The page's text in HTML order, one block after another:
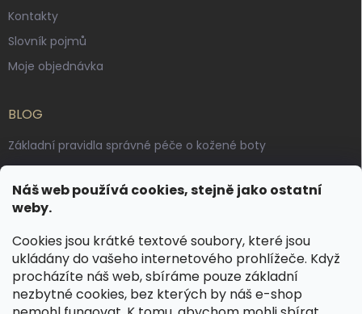
Náš web používá cookies, stejně jako ostatní
weby.
Cookies jsou krátké textové soubory, které jsou
ukládány do vašeho internetového prohlížeče. Když
procházíte náš web, sbíráme pouze základní
nezbytné cookies, bez kterých by náš e-shop
Kontakty
Slovník pojmů
Moje objednávka
BLOG
Základní pravidla správné péče o kožené boty
Výroba českých kožených opasků: vůně pravé kůže, dotek
řemesla
KONTAKT
dotazy@spongr.cz